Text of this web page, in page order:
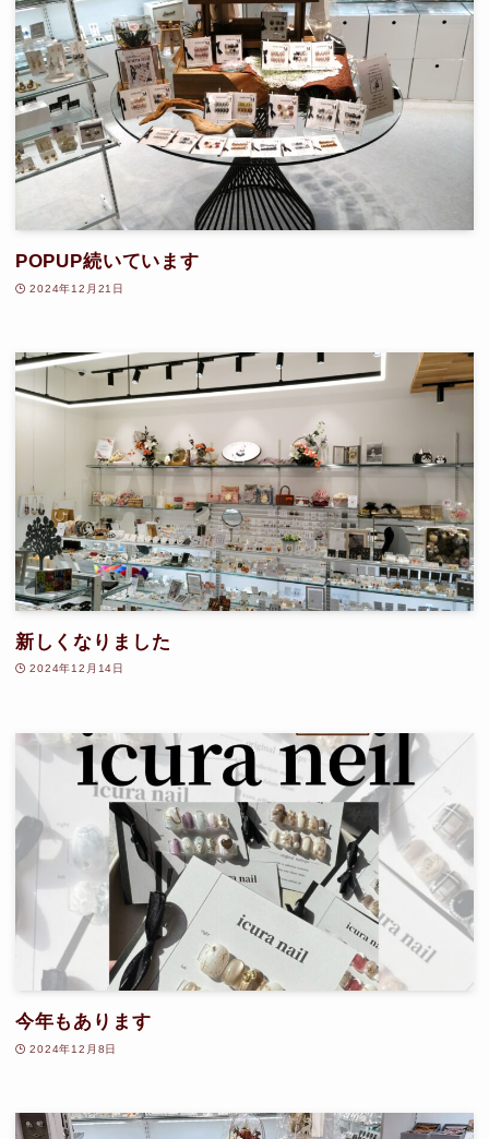
POPUP続いています
2024年12月21日
新しくなりました
2024年12月14日
今年もあります
2024年12月8日